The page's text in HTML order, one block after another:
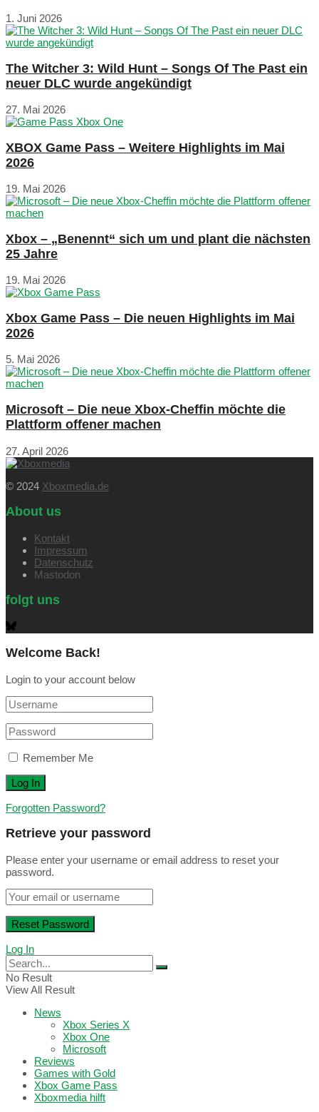
1. Juni 2026
The Witcher 3: Wild Hunt – Songs Of The Past ein
neuer DLC wurde angekündigt
27. Mai 2026
XBOX Game Pass – Weitere Highlights im Mai
2026
19. Mai 2026
Xbox – „Benennt“ sich um und plant die nächsten
25 Jahre
19. Mai 2026
Xbox Game Pass – Die neuen Highlights im Mai
2026
5. Mai 2026
Microsoft – Die neue Xbox-Cheffin möchte die
Plattform offener machen
27. April 2026
© 2024 Xboxmedia.de
About us
Kontakt
Impressum
Datenschutz
Mastodon
folgt uns
Welcome Back!
Login to your account below
Remember Me
Forgotten Password?
Retrieve your password
Please enter your username or email address to reset your
password.
Log In
No Result
View All Result
News
Xbox Series X
Xbox One
Microsoft
Reviews
Games with Gold
Xbox Game Pass
Xboxmedia hilft